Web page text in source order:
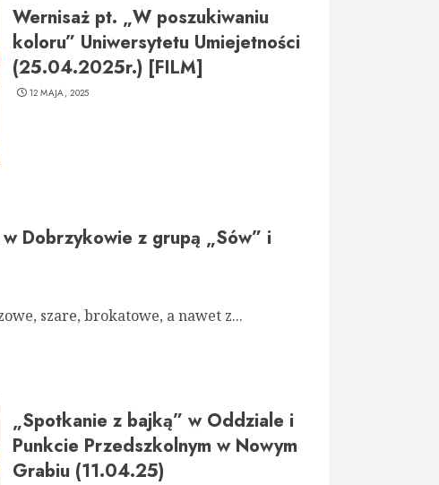
Wernisaż pt. „W poszukiwaniu
koloru” Uniwersytetu Umiejetności
(25.04.2025r.) [FILM]
12 MAJA, 2025
Dobrzykowie z grupą „Sów” i
szare, brokatowe, a nawet z...
„Spotkanie z bajką” w Oddziale i
Punkcie Przedszkolnym w Nowym
Grabiu (11.04.25)